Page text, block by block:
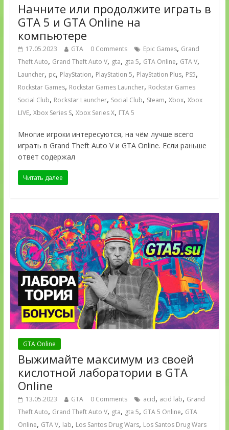
Начните или продолжите играть в
GTA 5 и GTA Online на
компьютере
17.05.2023 GTA 0 Comments Epic Games, Grand
Theft Auto, Grand Theft Auto V, gta, gta 5, GTA Online, GTA V,
Launcher, pc, PlayStation, PlayStation 5, PlayStation Plus, PS5,
Rockstar Games, Rockstar Games Launcher, Rockstar Games
Social Club, Rockstar Launcher, Social Club, Steam, Xbox, Xbox
LIVE, Xbox Series S, Xbox Series X, ГТА 5
Многие игроки интересуются, на чём лучше всего
играть в Grand Theft Auto V и GTA Online. Если раньше
ответ содержал
Читать далее
GTA Online
Выжимайте максимум из своей
кислотной лаборатории в GTA
Online
13.05.2023 GTA 0 Comments acid, acid lab, Grand
Theft Auto, Grand Theft Auto V, gta, gta 5, GTA 5 Online, GTA
Online, GTA V, lab, Los Santos Drug Wars, Los Santos Drug Wars